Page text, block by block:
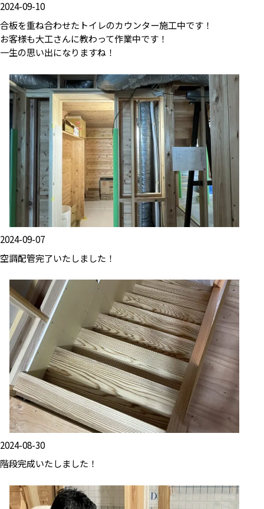
2024-09-10
合板を重ね合わせたトイレのカウンター施工中です！
お客様も大工さんに教わって作業中です！
一生の思い出になりますね！
2024-09-07
空調配管完了いたしました！
2024-08-30
階段完成いたしました！